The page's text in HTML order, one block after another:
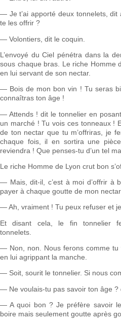
— Je t’ai apporté deux tonnelets, dit
te les offrir ?
— Volontiers, dit le coquin.
L’envoyé du Ciel pénétra dans la
sous chaque bras. Le riche Homme
en lui servant de son nectar.
— Bois de mon bon vin ! Tu seras
connaîtras ton âge !
— Attends ! dit le tonnelier en
un marché ! Tu vois ces tonneaux !
de ton nectar que tu m’offriras, je
chaque fois, il en sortira une
reviendra ! Que penses-tu d’un tel
Le riche Homme de Lyon crut bon
— Mais, dit-il, c’est à moi d’offrir à
payer à chaque goutte de mon
— Ah, vraiment ! Tu peux refuser et je
Et disant cela, le fin tonnelier
tonnelets.
— Non, non. Nous ferons comme tu
en lui agrippant la manche.
— Soit, sourit le tonnelier. Si nous
— Ne voulais-tu pas savoir ton âge ?
— A quoi bon ? Je préfère savoir
boire mais seulement goutte après